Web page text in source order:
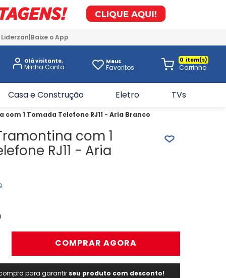
Baixe o App
Olá visitante, Meus
Favoritos
0
Casa e Construção Eletro TVs
1 Tomada Telefone RJ11 - Aria Branco
com 1
RJ11 - Aria
COMPRAR AGORA
para garantir seu produto com desconto!